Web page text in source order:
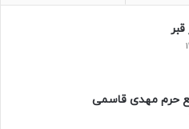
حرم مهدی قاسمی